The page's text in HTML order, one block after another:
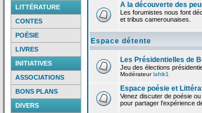
LITTÉRATURE
CONTES
POÉSIE
LIVRES
INITIATIVES
ASSOCIATIONS
BONS PLANS
DIVERS
A la découverte des
Les forumistes nous font
et tribus camerounaises.
Espace détente
Les Présidentielles de
Jeu des élections
Modérateurlafrik1
Espace poésie et
Venez discuter de poésie
pour partager l'expérience